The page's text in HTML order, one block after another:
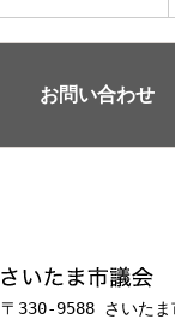
お問い合わせ
〒330-9588 さいた